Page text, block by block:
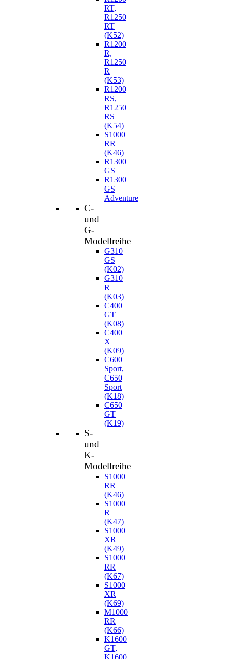
RT,
R1250
RT
(K52)
R1200
R,
R1250
R
(K53)
R1200
RS,
R1250
RS
(K54)
S1000
RR
(K46)
R1300
GS
R1300
GS
Adventure
C-
und
G-
Modellreihe
G310
GS
(K02)
G310
R
(K03)
C400
GT
(K08)
C400
X
(K09)
C600
Sport,
C650
Sport
(K18)
C650
GT
(K19)
S-
und
K-
Modellreihe
S1000
RR
(K46)
S1000
R
(K47)
S1000
XR
(K49)
S1000
RR
(K67)
S1000
XR
(K69)
M1000
RR
(K66)
K1600
GT,
K1600